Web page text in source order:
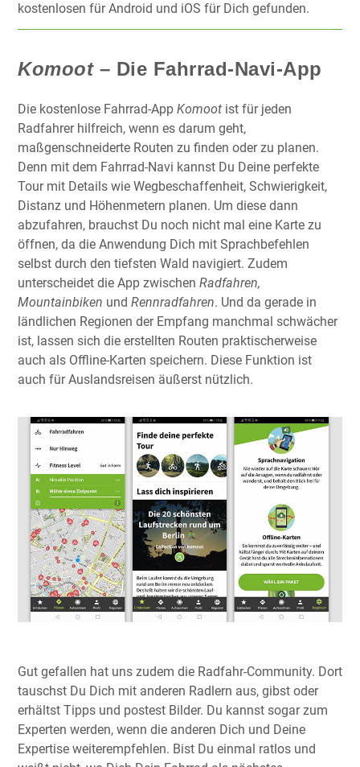
kostenlosen für Android und iOS für Dich gefunden.
Komoot– Die Fahrrad-Navi-App
Die kostenlose Fahrrad-App Komoot ist für jeden
Radfahrer hilfreich, wenn es darum geht,
maßgenschneiderte Routen zu finden oder zu planen.
Denn mit dem Fahrrad-Navi kannst Du Deine perfekte
Tour mit Details wie Wegbeschaffenheit, Schwierigkeit,
Distanz und Höhenmetern planen. Um diese dann
abzufahren, brauchst Du noch nicht mal eine Karte zu
öffnen, da die Anwendung Dich mit Sprachbefehlen
selbst durch den tiefsten Wald navigiert. Zudem
unterscheidet die App zwischen Radfahren,
Mountainbiken und Rennradfahren. Und da gerade in
ländlichen Regionen der Empfang manchmal schwächer
ist, lassen sich die erstellten Routen praktischerweise
auch als Offline-Karten speichern. Diese Funktion ist
auch für Auslandsreisen äußerst nützlich.
Gut gefallen hat uns zudem die Radfahr-Community. Dort
tauschst Du Dich mit anderen Radlern aus, gibst oder
erhältst Tipps und postest Bilder. Du kannst sogar zum
Experten werden, wenn die anderen Dich und Deine
Expertise weiterempfehlen. Bist Du einmal ratlos und